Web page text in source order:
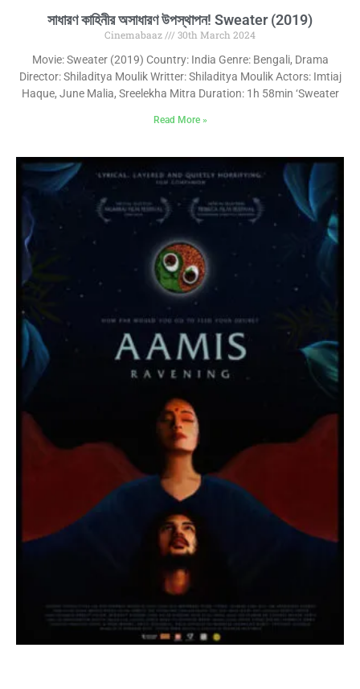
সাধারণ কাহিনীর অসাধারণ উপস্থাপন! Sweater (2019)
Cinemabaaz
30th March 2024
Movie: Sweater (2019) Country: India Genre: Bengali, Drama
Director: Shiladitya Moulik Writter: Shiladitya Moulik Actors: Imtiaj
Haque, June Malia, Sreelekha Mitra Duration: 1h 58min ‘Sweater
Read More »